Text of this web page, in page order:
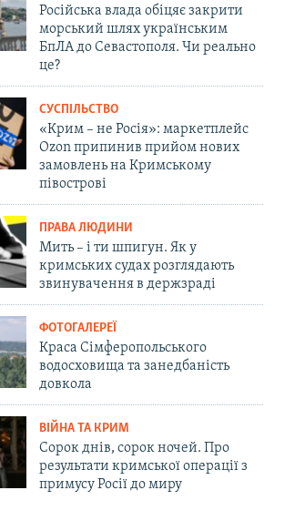
Російська влада обіцяє закрити
морський шлях українським
БпЛА до Севастополя. Чи реально
це?
СУСПІЛЬСТВО
«Крим – не Росія»: маркетплейс
Ozon припинив прийом нових
замовлень на Кримському
півострові
ПРАВА ЛЮДИНИ
Мить – і ти шпигун. Як у
кримських судах розглядають
звинувачення в держзраді
ФОТОГАЛЕРЕЇ
Краса Сімферопольського
водосховища та занедбаність
довкола
ВІЙНА ТА КРИМ
Сорок днів, сорок ночей. Про
результати кримської операції з
примусу Росії до миру